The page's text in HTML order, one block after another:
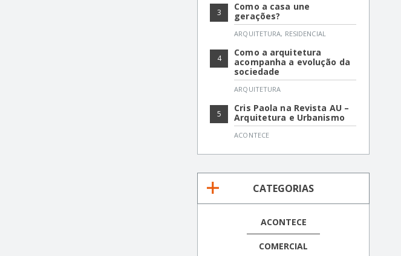
3
Como a casa une
gerações?
ARQUITETURA, RESIDENCIAL
4
Como a arquitetura
acompanha a evolução da
sociedade
ARQUITETURA
5
Cris Paola na Revista AU –
Arquitetura e Urbanismo
ACONTECE
CATEGORIAS
ACONTECE
COMERCIAL